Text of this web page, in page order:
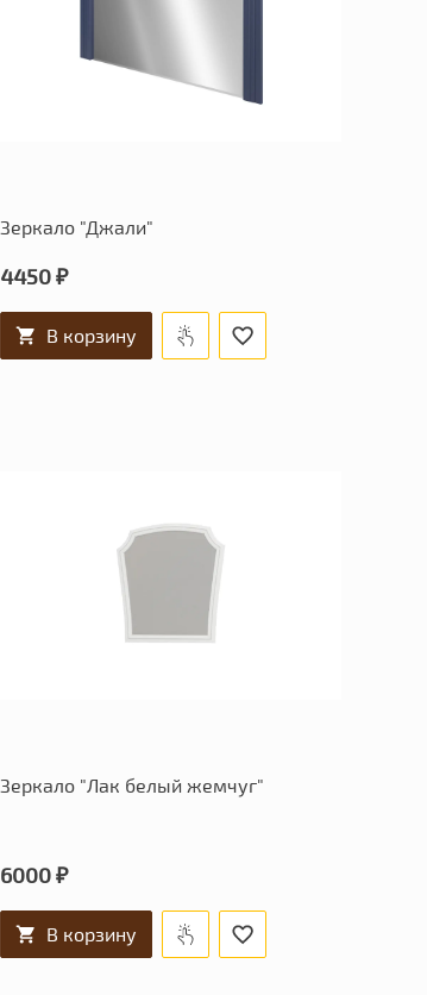
Зеркало "Джали"
4450 ₽
В корзину
Зеркало "Лак белый жемчуг"
6000 ₽
В корзину